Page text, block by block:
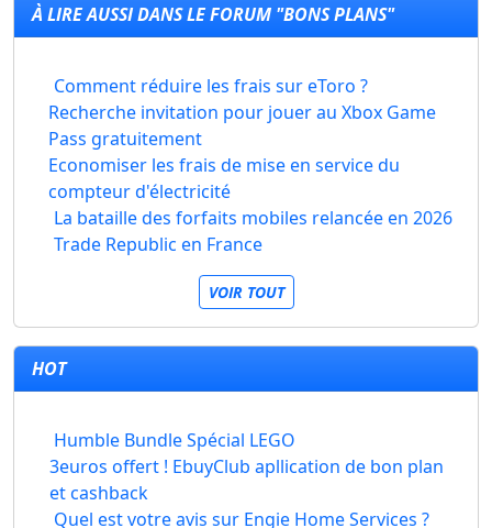
À LIRE AUSSI DANS LE FORUM "BONS PLANS"
Comment réduire les frais sur eToro ?
Recherche invitation pour jouer au Xbox Game
Pass gratuitement
Economiser les frais de mise en service du
compteur d'électricité
La bataille des forfaits mobiles relancée en 2026
Trade Republic en France
VOIR TOUT
HOT
Humble Bundle Spécial LEGO
3euros offert ! EbuyClub apllication de bon plan
et cashback
Quel est votre avis sur Engie Home Services ?